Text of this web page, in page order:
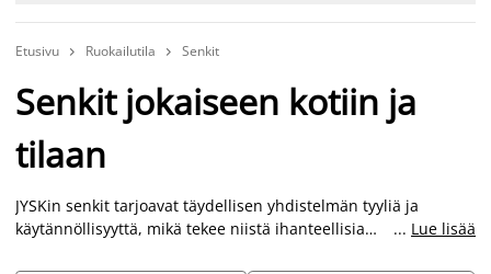
Etusivu  Ruokailutila  Senkit
Senkit jokaiseen kotiin ja
tilaan
JYSKin senkit tarjoavat täydellisen yhdistelmän tyyliä ja
käytännöllisyyttä, mikä tekee niistä ihanteellisia
... Lue lisää